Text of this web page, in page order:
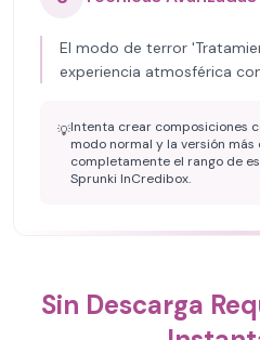
El modo de terror
experiencia atmosférica
💡Intenta crear composiciones
modo normal y la versión
completamente el rango de
Sprunki InCredibox.
Sin Descarga